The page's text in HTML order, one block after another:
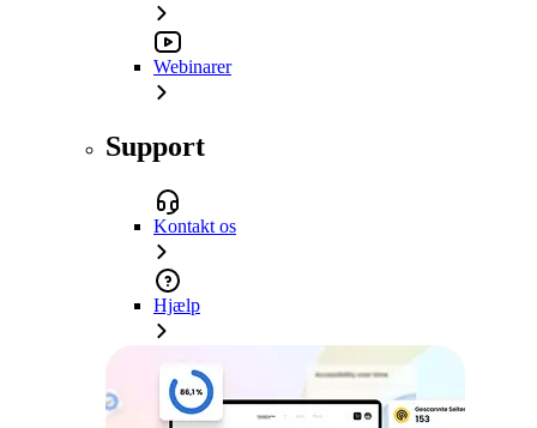
Webinarer
Support
Kontakt os
Hjælp